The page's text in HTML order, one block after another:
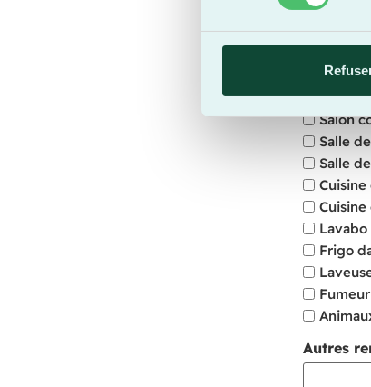
Balcon
Salon
Salle
Salle
Cuisine
Frigo
Fumeur
Autres